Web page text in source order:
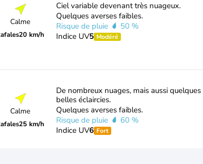
Calme
20 km/h
Ciel variable devenant très nuageux.
Quelques averses faibles.
Risque de pluie
50 %
Indice UV5 Modéré
Calme
25 km/h
De nombreux nuages, mais aussi quelques
belles éclaircies.
Quelques averses faibles.
Risque de pluie
60 %
Indice UV6 Fort